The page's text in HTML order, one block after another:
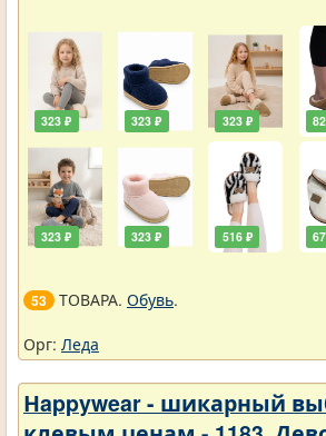
323 ₽
323 ₽
323 ₽
323 ₽
323 ₽
516 ₽
53 ТОВАРА. Обувь.
Орг: Леда
Нappywear - шикарный